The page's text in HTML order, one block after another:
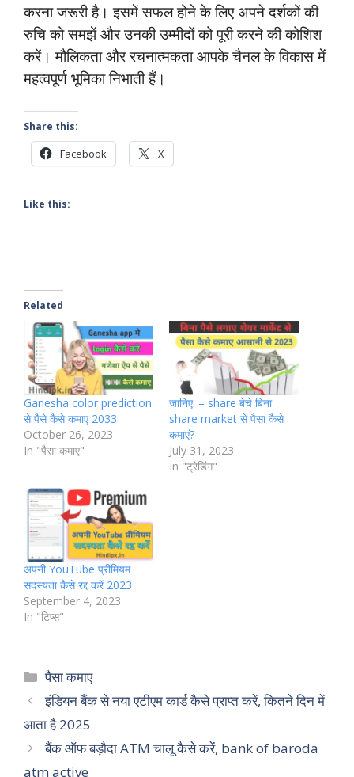
करना जरूरी है। इसमें सफल होने के लिए अपने दर्शकों की
रुचि को समझें और उनकी उम्मीदों को पूरी करने की कोशिश
करें। मौलिकता और रचनात्मकता आपके चैनल के विकास में
महत्वपूर्ण भूमिका निभाती हैं।
Share this:
Facebook X
Like this:
Related
Ganesha color prediction
से पैसे कैसे कमाए 2033
October 26, 2023
In "पैसा कमाए"
जानिए: – share बेचे बिना
share market से पैसा कैसे
कमाएं?
July 31, 2023
In "ट्रेडिंग"
अपनी YouTube प्रीमियम
सदस्यता कैसे रद्द करें 2023
September 4, 2023
In "टिप्स"
Categories
पैसा कमाए
इंडियन बैंक से नया एटीएम कार्ड कैसे प्राप्त करें, कितने दिन में
आता है 2025
बैंक ऑफ बड़ौदा ATM चालू कैसे करें, bank of baroda
atm active